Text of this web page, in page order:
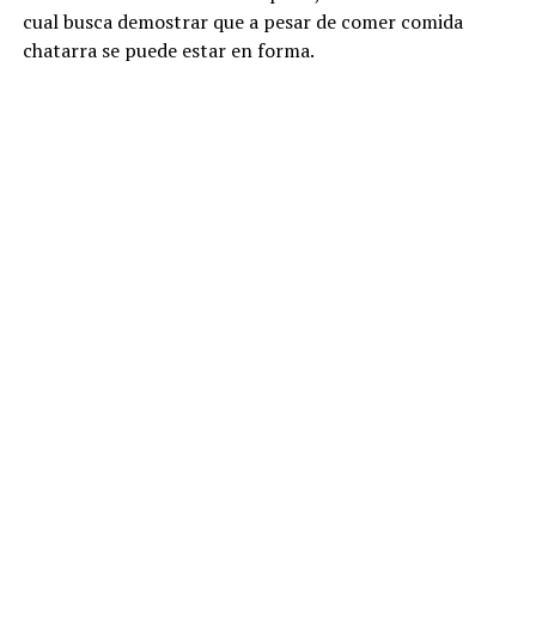
cual busca demostrar que a pesar de comer comida
chatarra se puede estar en forma.